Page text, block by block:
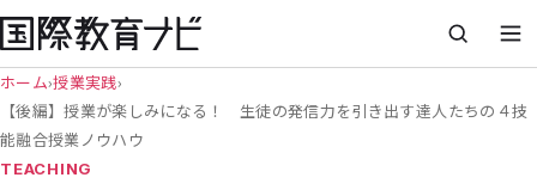
ホーム›授業実践›
【後編】授業が楽しみになる！ 生徒の発信力を引き出す達人たちの４技
能融合授業ノウハウ
TEACHING